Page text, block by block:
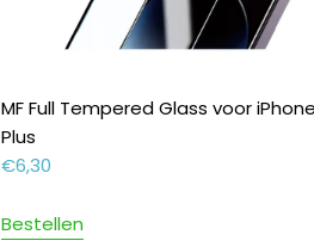
MF Full Tempered Glass voor
Plus
€6,30
Bestellen